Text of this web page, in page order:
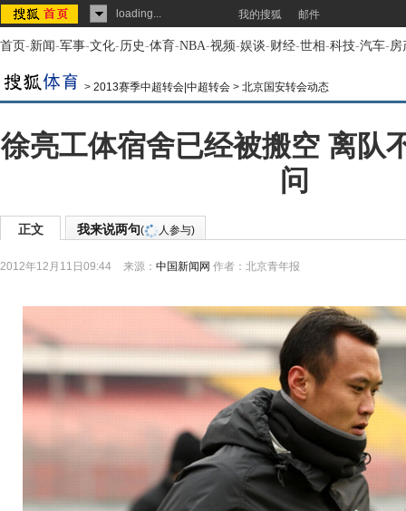
loading... 我的搜狐 邮件
首页-新闻-军事-文化-历史-体育-NBA-视频-娱谈-财经-世相-科技-汽车-房
> 2013赛季中超转会|中超转会 > 北京国安转会动态
徐亮工体宿舍已经被搬空 离队
问
正文 我来说两句( 人参与)
2012年12月11日09:44 来源： 中国新闻网 作者：北京青年报